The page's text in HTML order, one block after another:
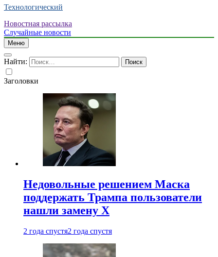
Технологический
Новостная рассылка
Случайные новости
Меню
Найти:
Заголовки
Недовольные решением Маска
поддержать Трампа пользователи
нашли замену X
2 года спустя2 года спустя